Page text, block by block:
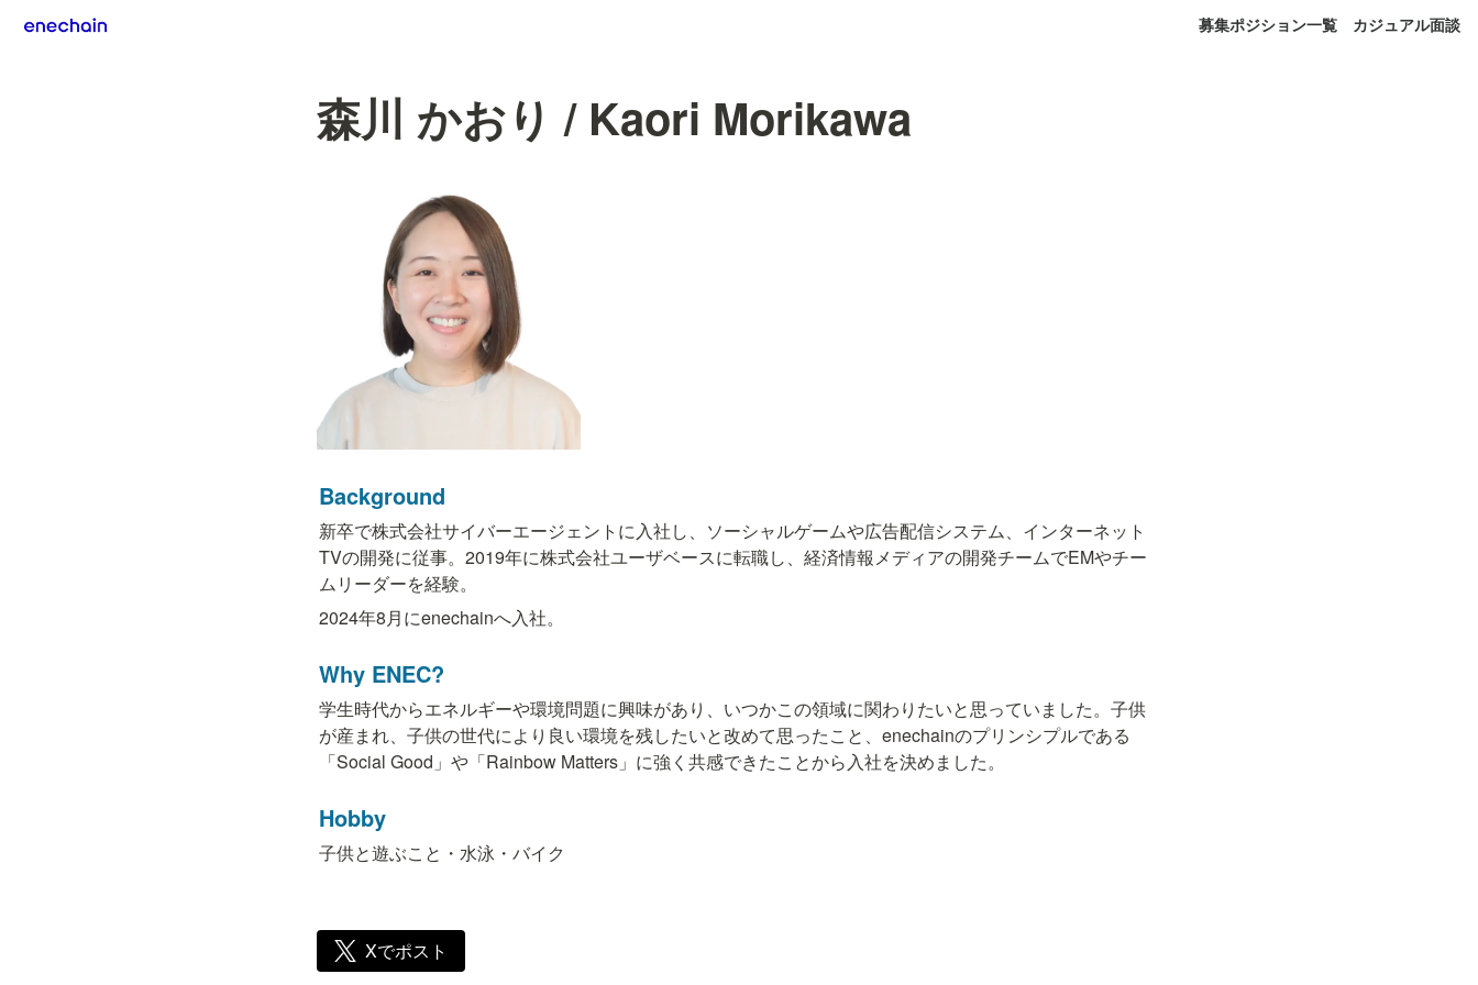
募集ポジション一覧 カジュアル面談
森川 かおり / Kaori Morikawa
Background
新卒で株式会社サイバーエージェントに入社し、ソーシャルゲームや広告配信システム、インターネット
TVの開発に従事。2019年に株式会社ユーザベースに転職し、経済情報メディアの開発チームでEMやチー
ムリーダーを経験。
2024年8月にenechainへ入社。
Why ENEC?
学生時代からエネルギーや環境問題に興味があり、いつかこの領域に関わりたいと思っていました。子供
が産まれ、子供の世代により良い環境を残したいと改めて思ったこと、enechainのプリンシプルである
「Social Good」や「Rainbow Matters」に強く共感できたことから入社を決めました。
Hobby
子供と遊ぶこと・水泳・バイク
Xでポスト